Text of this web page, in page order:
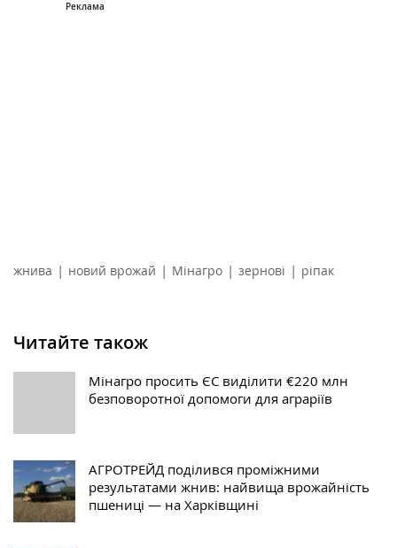
жнива | новий врожай | Мінагро | зернові | ріпак
Читайте також
Мінагро просить ЄС виділити €220 млн
безповоротної допомоги для аграріїв
АГРОТРЕЙД поділився проміжними
результатами жнив: найвища врожайність
пшениці — на Харківщині